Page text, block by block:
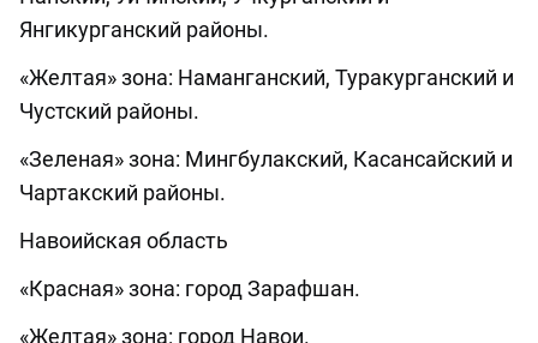
Янгикурганский районы.
«Желтая» зона: Наманганский, Туракурганский и
Чустский районы.
«Зеленая» зона: Мингбулакский, Касансайский и
Чартакский районы.
Навоийская область
«Красная» зона: город Зарафшан.
«Желтая» зона: город Навои.